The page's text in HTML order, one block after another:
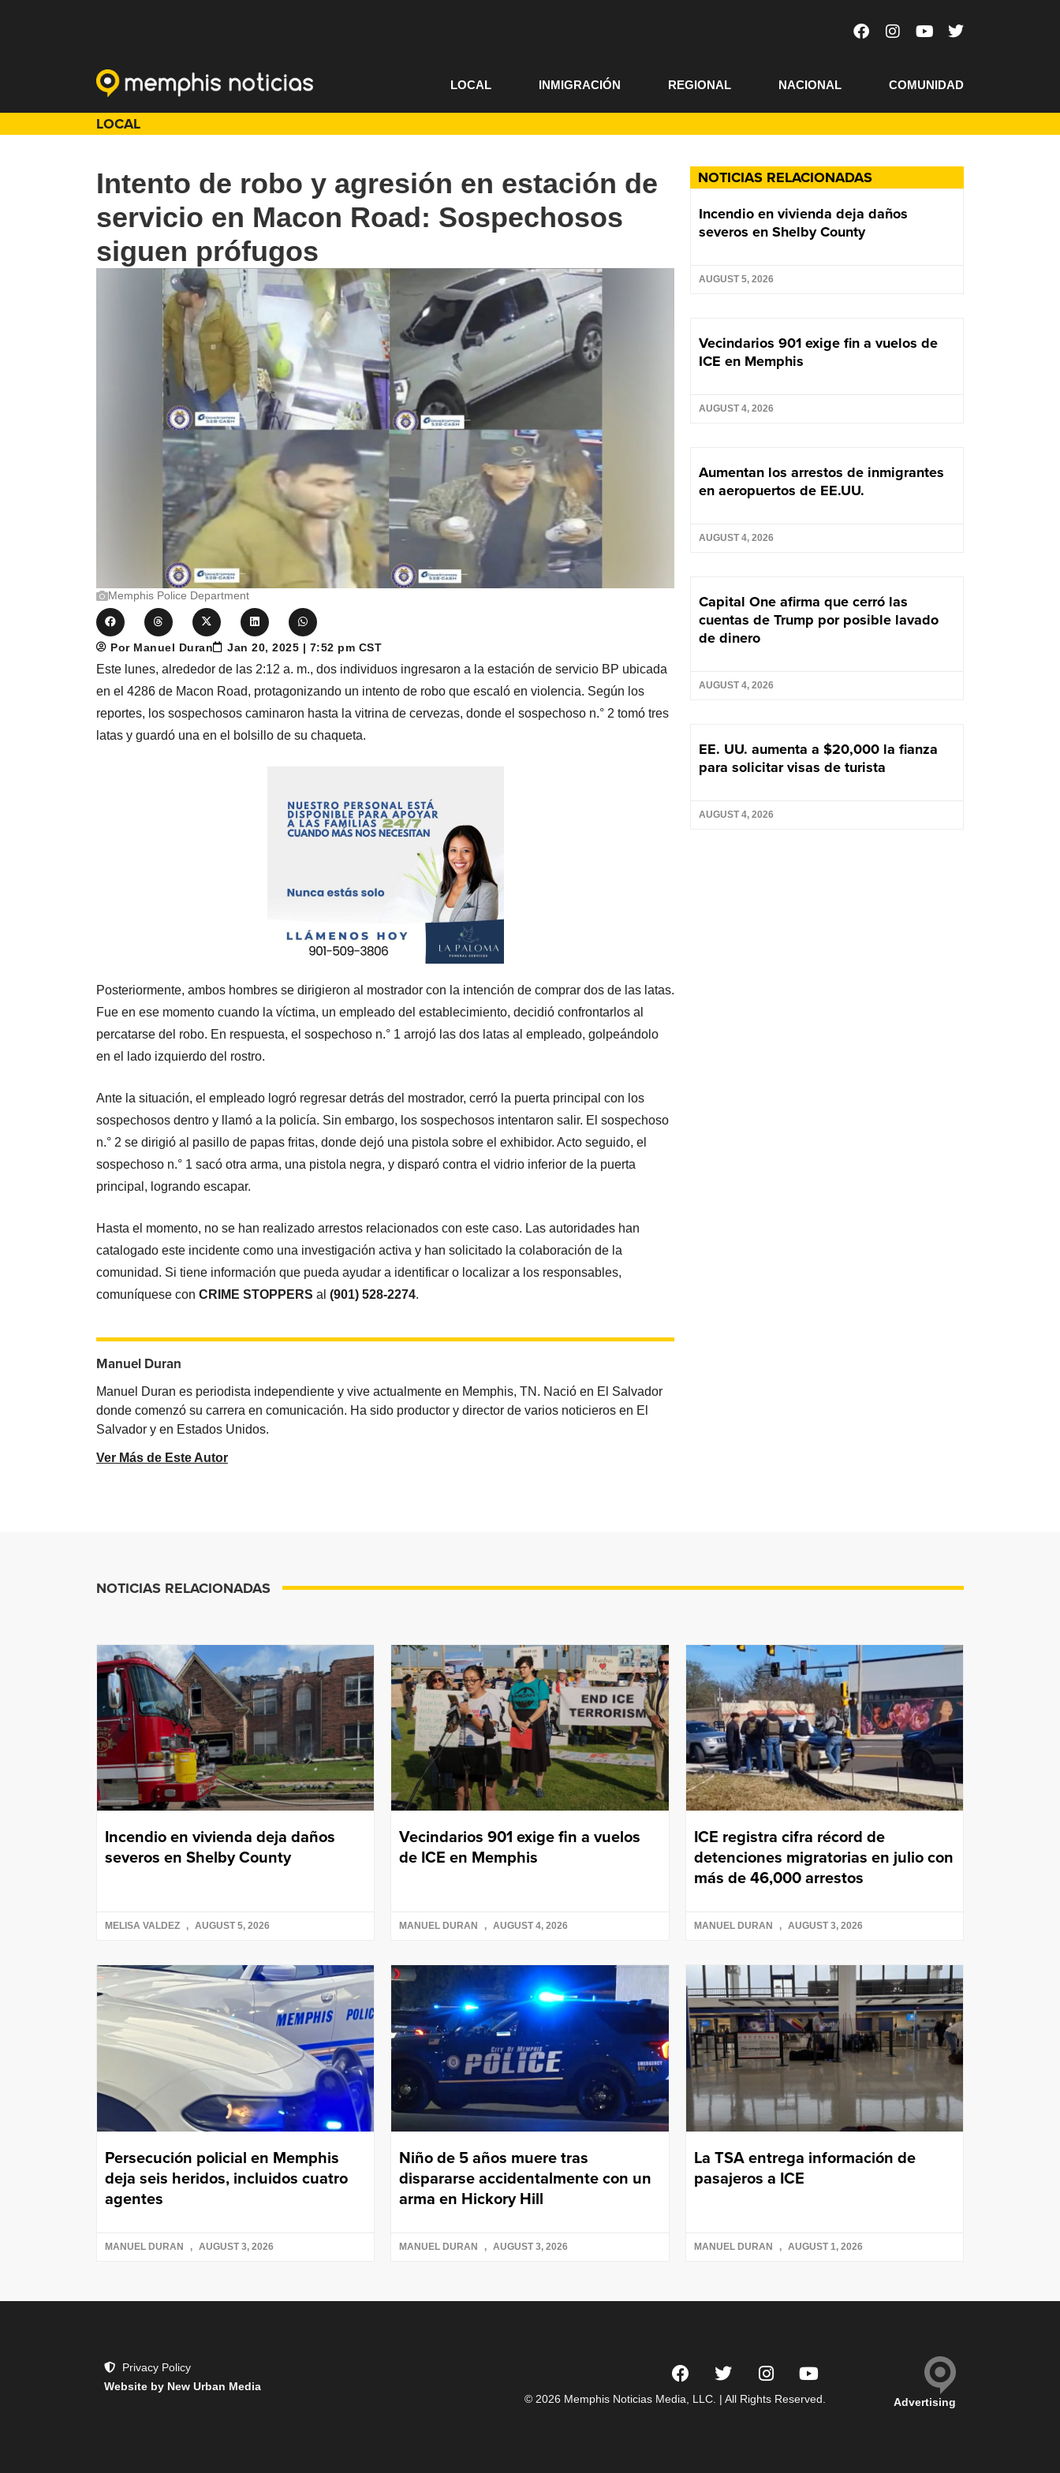
LOCAL INMIGRACIÓN REGIONAL NACIONAL COMUNIDAD
LOCAL
NOTICIAS RELACIONADAS
Incendio en vivienda deja daños
severos en Shelby County
AUGUST 5, 2026
Vecindarios 901 exige fin a vuelos de
ICE en Memphis
AUGUST 4, 2026
Aumentan los arrestos de inmigrantes
en aeropuertos de EE.UU.
AUGUST 4, 2026
Capital One afirma que cerró las
cuentas de Trump por posible lavado
de dinero
AUGUST 4, 2026
EE. UU. aumenta a $20,000 la fianza
para solicitar visas de turista
AUGUST 4, 2026
Intento de robo y agresión en estación de
servicio en Macon Road: Sospechosos
siguen prófugos
Memphis Police Department
Por Manuel Duran Jan 20, 2025 | 7:52 pm CST
Este lunes, alrededor de las 2:12 a. m., dos individuos ingresaron a la estación de servicio BP ubicada
en el 4286 de Macon Road, protagonizando un intento de robo que escaló en violencia. Según los
reportes, los sospechosos caminaron hasta la vitrina de cervezas, donde el sospechoso n.° 2 tomó tres
latas y guardó una en el bolsillo de su chaqueta.
Posteriormente, ambos hombres se dirigieron al mostrador con la intención de comprar dos de las latas.
Fue en ese momento cuando la víctima, un empleado del establecimiento, decidió confrontarlos al
percatarse del robo. En respuesta, el sospechoso n.° 1 arrojó las dos latas al empleado, golpeándolo
en el lado izquierdo del rostro.
Ante la situación, el empleado logró regresar detrás del mostrador, cerró la puerta principal con los
sospechosos dentro y llamó a la policía. Sin embargo, los sospechosos intentaron salir. El sospechoso
n.° 2 se dirigió al pasillo de papas fritas, donde dejó una pistola sobre el exhibidor. Acto seguido, el
sospechoso n.° 1 sacó otra arma, una pistola negra, y disparó contra el vidrio inferior de la puerta
principal, logrando escapar.
Hasta el momento, no se han realizado arrestos relacionados con este caso. Las autoridades han
catalogado este incidente como una investigación activa y han solicitado la colaboración de la
comunidad. Si tiene información que pueda ayudar a identificar o localizar a los responsables,
comuníquese conCRIME STOPPERS al(901) 528-2274.
Manuel Duran
Manuel Duran es periodista independiente y vive actualmente en Memphis, TN. Nació en El Salvador
donde comenzó su carrera en comunicación. Ha sido productor y director de varios noticieros en El
Salvador y en Estados Unidos.
Ver Más de Este Autor
NOTICIAS RELACIONADAS
Incendio en vivienda deja daños
severos en Shelby County
MELISA VALDEZ AUGUST 5, 2026
Vecindarios 901 exige fin a vuelos
de ICE en Memphis
MANUEL DURAN AUGUST 4, 2026
ICE registra cifra récord de
detenciones migratorias en julio con
más de 46,000 arrestos
MANUEL DURAN AUGUST 3, 2026
Persecución policial en Memphis
deja seis heridos, incluidos cuatro
agentes
MANUEL DURAN AUGUST 3, 2026
Niño de 5 años muere tras
dispararse accidentalmente con un
arma en Hickory Hill
MANUEL DURAN AUGUST 3, 2026
La TSA entrega información de
pasajeros a ICE
MANUEL DURAN AUGUST 1, 2026
Privacy Policy
Website by New Urban Media
© 2026 Memphis Noticias Media, LLC. | All Rights Reserved.
Advertising